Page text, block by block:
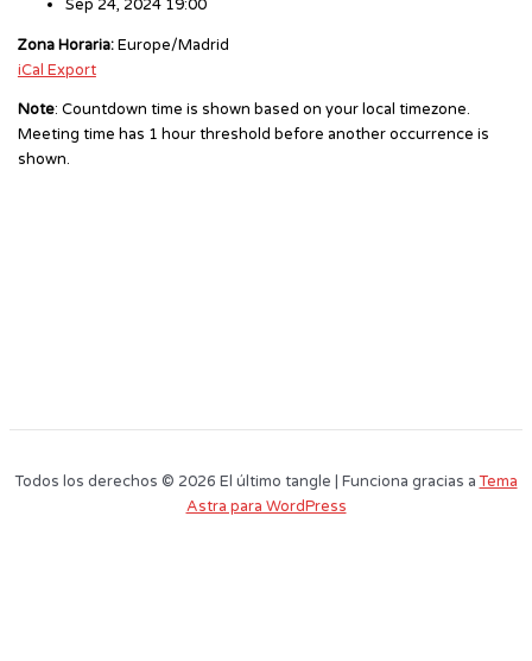
Sep 24, 2024 19:00
Zona Horaria:Europe/Madrid
iCal Export
Note: Countdown time is shown based on your local timezone.
Meeting time has 1 hour threshold before another occurrence is
shown.
Todos los derechos © 2026 El último tangle | Funciona gracias aTema
Astra para WordPress